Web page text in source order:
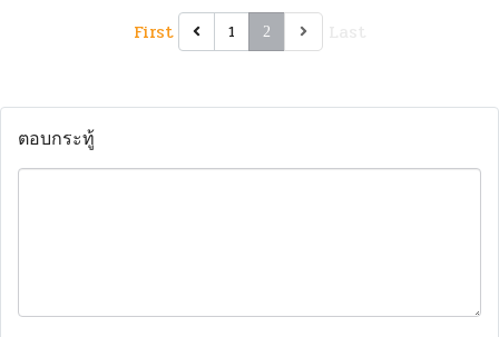
First 1 2
ตอบกระทู้